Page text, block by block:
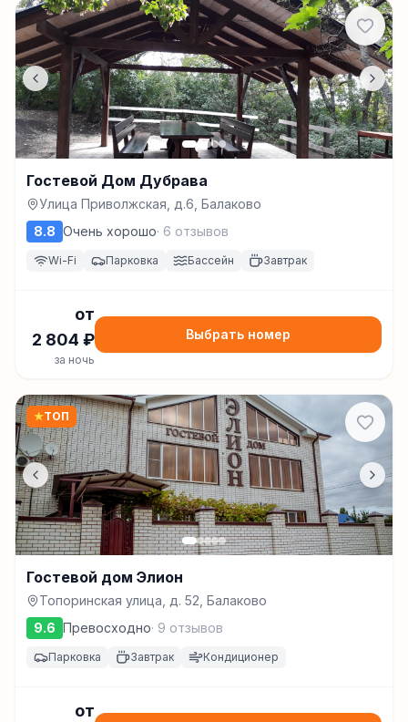
Гостевой Дом Дубрава
Улица Приволжская, д.6, Балаково
8.8 Очень хорошо· 6 отзывов
Wi-Fi Парковка Бассейн Завтрак
от
2 804 ₽
за ночь
Выбрать номер
★ТОП
Гостевой дом Элион
Топоринская улица, д. 52, Балаково
9.6 Превосходно· 9 отзывов
Парковка Завтрак Кондиционер
от